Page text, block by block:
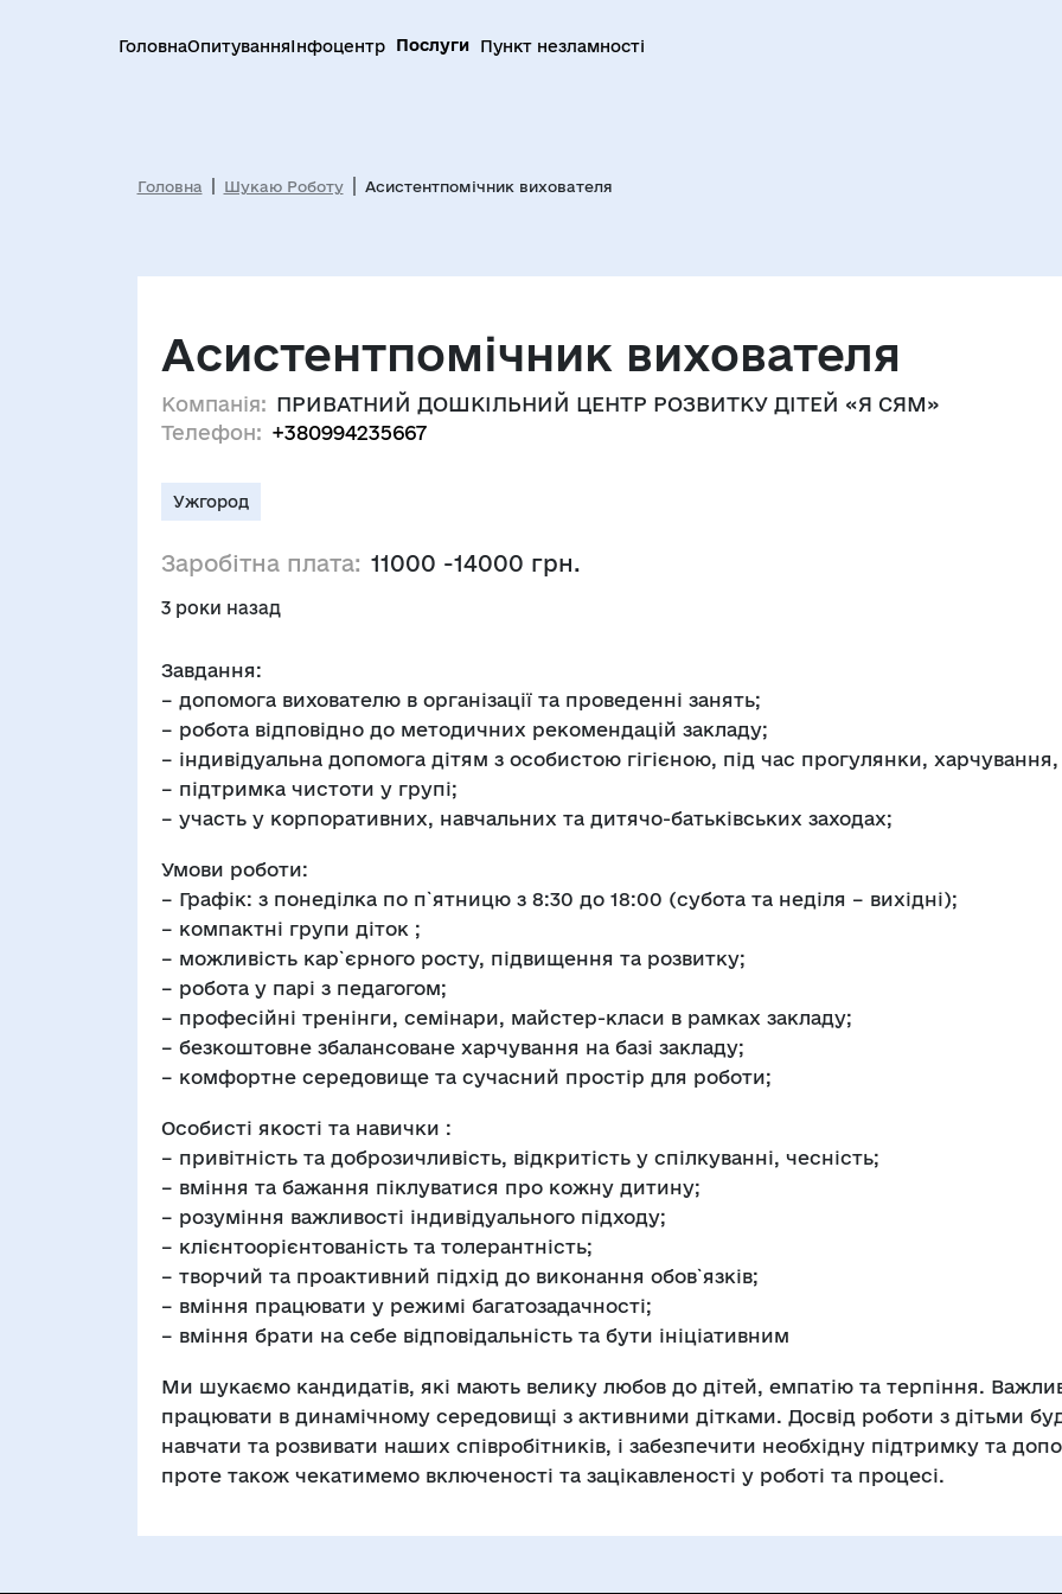
ГоловнаОпитуванняІнфоцентр Послуги Пункт незламності
Головна Шукаю Роботу Асистентпомічник вихователя
Асистентпомічник вихователя
Компанія: ПРИВАТНИЙ ДОШКІЛЬНИЙ ЦЕНТР РОЗВИТКУ ДІТЕЙ «Я СЯМ»
Телефон: +380994235667
Ужгород
Заробітна плата: 11000 -14000 грн.
3 роки назад
Завдання:
– допомога вихователю в організації та проведенні занять;
– робота відповідно до методичних рекомендацій закладу;
– індивідуальна допомога дітям з особистою гігієною, під час прогулянки,
– підтримка чистоти у групі;
– участь у корпоративних, навчальних та дитячо-батьківських заходах;
Умови роботи:
– Графік: з понеділка по п`ятницю з 8:30 до 18:00 (субота та неділя – вихідні);
– компактні групи діток ;
– можливість кар`єрного росту, підвищення та розвитку;
– робота у парі з педагогом;
– професійні тренінги, семінари, майстер-класи в рамках закладу;
– безкоштовне збалансоване харчування на базі закладу;
– комфортне середовище та сучасний простір для роботи;
Особисті якості та навички :
– привітність та доброзичливість, відкритість у спілкуванні, чесність;
– вміння та бажання піклуватися про кожну дитину;
– розуміння важливості індивідуального підходу;
– клієнтоорієнтованість та толерантність;
– творчий та проактивний підхід до виконання обов`язків;
– вміння працювати у режимі багатозадачності;
– вміння брати на себе відповідальність та бути ініціативним
Ми шукаємо кандидатів, які мають велику любов до дітей, емпатію та терпіння.
працювати в динамічному середовищі з активними дітками. Досвід роботи з дітьми
навчати та розвивати наших співробітників, і забезпечити необхідну підтримку та
проте також чекатимемо включеності та зацікавленості у роботі та процесі.